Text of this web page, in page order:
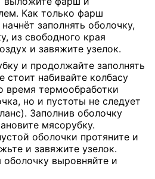
Как только фарш
заполнять оболочку,
из свободного края
и завяжите узелок.
и продолжайте заполнять
набивайте колбасу
время термообработки
но и пустоты не следует
Заполнив оболочку
мясорубку.
оболочки протяните и
и завяжите узелок.
выровняйте и